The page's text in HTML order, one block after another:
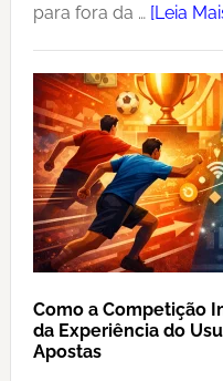
para fora da … [Leia
Como a Competição
da Experiência do
Apostas